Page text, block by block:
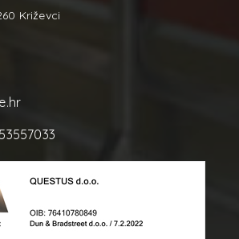
Križevci